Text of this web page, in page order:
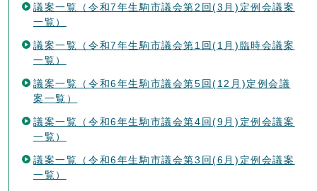
議案一覧（令和7年生駒市議会第2回(3月)定例会議案
一覧）
議案一覧（令和7年生駒市議会第1回(1月)臨時会議案
一覧）
議案一覧（令和6年生駒市議会第5回(12月)定例会議
案一覧）
議案一覧（令和6年生駒市議会第4回(9月)定例会議案
一覧）
議案一覧（令和6年生駒市議会第3回(6月)定例会議案
一覧）